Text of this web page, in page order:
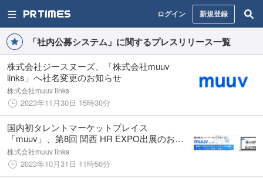
ログイン 新規登録
「社内公募システム」に関するプレスリリース一覧
株式会社ジースヌーズ、「株式会社muuv
links」へ社名変更のお知らせ
株式会社muuv links
2023年11月30日 15時30分
国内初タレントマーケットプレイス
「muuv」、第8回 関西 HR EXPO出展のお知
らせ：11/15〜17 インテックス大阪にて開催
株式会社muuv links
2023年10月31日 11時50分